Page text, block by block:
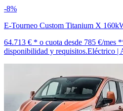
-8%
E-Tourneo Custom Titanium X
64.713 € * o cuota desde 785 €/mes *
disponibilidad y requisitos.Eléctrico |